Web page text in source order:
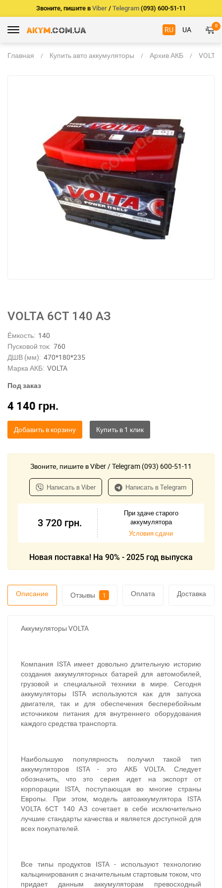
Звоните, пишите в Viber / Telegram (093) 600-51-11
RU UA 0
Главная Купить авто аккумуляторы Архив АКБ
VOLTA 6СТ 140 АЗ
Ёмкость: 140
Пусковой ток: 760
ДШВ (мм): 470*180*235
Марка АКБ: VOLTA
Под заказ
4 140 грн.
Добавить в корзину
Звоните, пишите в Viber / Telegram (093) 600-51-11
Написать в Viber Написать в Telegram
3 720 грн.
При здаче старого
аккумулятора
Условия сдачи
Новая поставка! На 90% - 2025 год выпуска
Описание Отзывы 1 Оплата Доставка
Аккумуляторы VOLTA
Компания ISTA имеет довольно длительную историю
создания аккумуляторных батарей для автомобилей,
грузовой и специальной техники в мире. Сегодня
аккумуляторы ISTA используются как для запуска
двигателя, так и для обеспечения бесперебойным
источником питания для внутреннего оборудования
каждого средства транспорта.
Наибольшую популярность получил такой тип
аккумуляторов ISTA - это АКБ VOLTA. Следует
обозначить, что это серия идет на экспорт от
корпорации ISTA, поступающая во многие страны
Европы. При этом, модель автоаккумулятора ISTA
VOLTA 6СТ 140 АЗ сочетает в себе исключительно
лучшие стандарты качества и является доступной для
всех покупателей.
Все типы продуктов ISTA - используют технологию
кальцинирования с значительным стартовым током, что
придает данным аккумуляторам превосходный